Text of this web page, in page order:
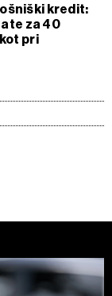
kredit:
za 40
pri